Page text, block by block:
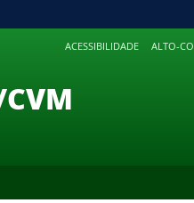
PARA
ACESSIBILIDADE ALTO-